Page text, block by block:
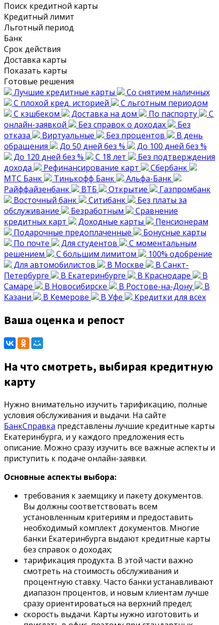
Поиск кредитной карты
Кредитный лимит
Льготный период
Банк
Срок действия
Доставка карты
Показать карты
Готовые решения
Лучшие кредитные карты
Со снятием наличных
С плохой кред. историей
С льготным периодом
С кэшбеком
Доставка на дом По паспорту
С
онлайн-заявкой
Без справок о доходах
Без
отказа
Виртуальные Без процентов
В день
обращения
До 50 дней без %
До 100 дней без %
До 120 дней без %
С 18 лет
Без подтверждения
дохода
Рефинансирование карт
Сбербанк
МТС Банк
Тинькофф Банк
Альфа-Банк
Райффайзенбанк
ВТБ Открытие
Газпромбанк
Восточный банк
Ситибанк
Без платы за
обслуживание
Безработным
Сравнение
кредитных карт
Доходные карты
Пенсионерам
Подарочные предоплаченные
Бонусные карты
По почте
Для студентов
С моментальным
решением
С большим лимитом
100% одобрение
Для автомобилистов
В Москве
В Санкт-
Петербурге
В Екатеринбурге В Краснодаре
В
Самаре
В Новосибирске В Ростове-на-Дону
В
Казани
В Кемерове В Уфе Кредитки для всех
Ваша оценка и репост
На что смотреть, выбирая кредитную
карту
Нужно внимательно изучить тарификацию, полные
условия обслуживания и выдачи. На сайте
БанкСправка представлены лучшие кредитные карты
Екатеринбурга, и у каждого предложения есть
описание. Можно сразу изучить все важные аспекты и
приступить к подаче онлайн-заявки.
Основные аспекты выбора:
требования к заемщику и пакету документов.
Вы должны соответствовать всем
установленным критериям и предоставить
необходимый комплект документов. Многие
банки Екатеринбурга выдают кредитные карты
без справок о доходах;
тарификация продукта. В этой части важно
смотреть на стоимость обслуживания и
процентную ставку. Часто банки устанавливают
диапазон процентов, и новым клиентам лучше
сразу ориентироваться на верхний предел;
скорость выдачи. Карты нужно изготовить и